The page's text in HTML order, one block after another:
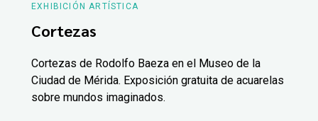
EXHIBICIÓN ARTÍSTICA
Cortezas
Cortezas de Rodolfo Baeza en el Museo de la
Ciudad de Mérida. Exposición gratuita de acuarelas
sobre mundos imaginados.